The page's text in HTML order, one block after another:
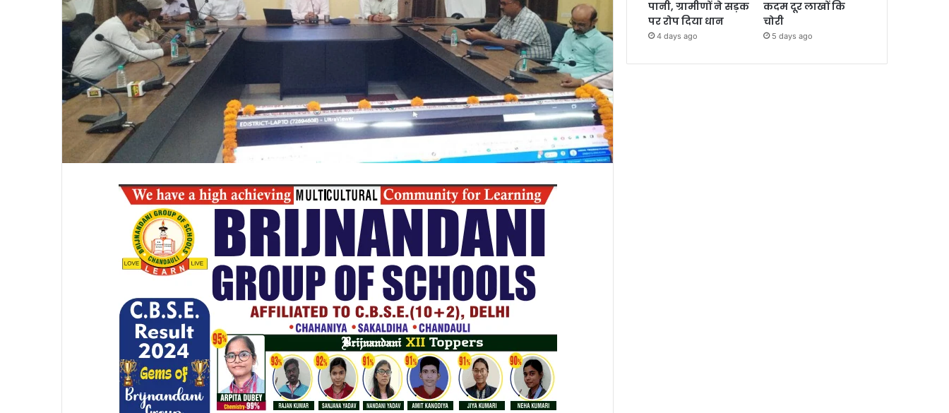
पानी, ग्रामीणों ने सड़क
पर रोप दिया धान
4 days ago
कदम दूर लाखों कि
चोरी
5 days ago